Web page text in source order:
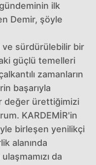
ilk
Demir, şöyle
ve sürdürülebilir bir
güçlü temelleri
zamanların
başarıyla
değer ürettiğimizi
KARDEMİR'in
birleşen yenilikçi
alanında
da